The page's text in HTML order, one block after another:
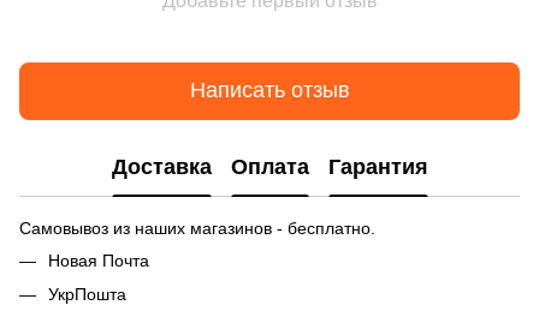
Написать отзыв
Доставка Оплата Гарантия
Самовывоз из наших магазинов - бесплатно.
Новая Почта
УкрПошта